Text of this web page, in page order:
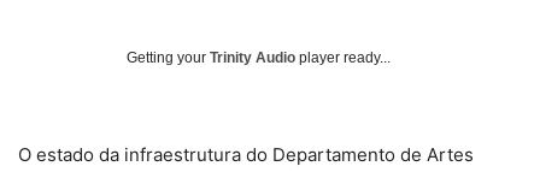
Getting your Trinity Audio player ready...
O estado da infraestrutura do Departamento de Artes